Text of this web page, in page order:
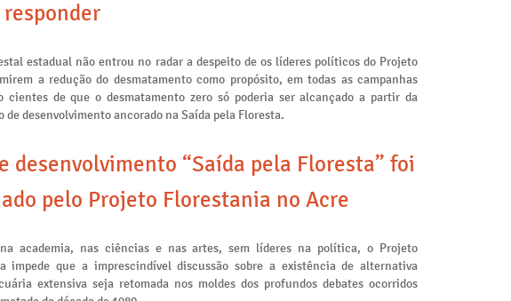
estadual não entrou no radar a despeito de os líderes políticos do Projeto
a redução do desmatamento como propósito, em todas as campanhas
cientes de que o desmatamento zero só poderia ser alcançado a partir da
de desenvolvimento ancorado na Saída pela Floresta.
desenvolvimento “Saída pela Floresta” foi
pelo Projeto Florestania no Acre
academia, nas ciências e nas artes, sem líderes na política, o Projeto
impede que a imprescindível discussão sobre a existência de alternativa
extensiva seja retomada nos moldes dos profundos debates ocorridos